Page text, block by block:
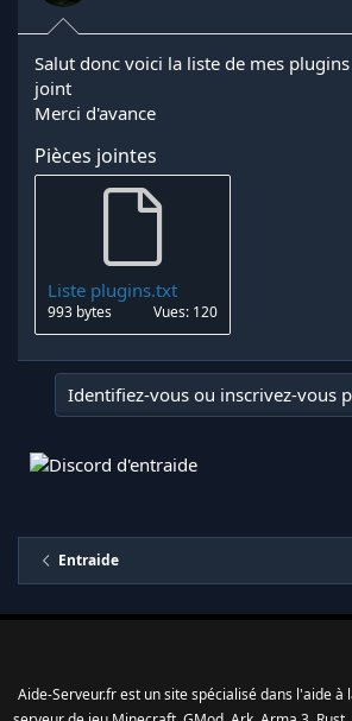
Salut donc voici la liste de mes
joint
Merci d'avance
Pièces jointes
Liste plugins.txt
993 bytes Vues: 120
Identifiez-vous ou inscrivez-vous
Entraide
Aide-Serveur.fr est un site spécialisé dans l'aide à